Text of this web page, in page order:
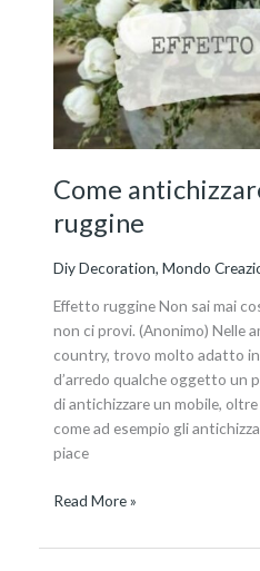
Come
ruggine
Diy Decoration,Mondo
Effetto ruggine Non sai mai
non ci provi. (Anonimo) Nelle
country, trovo molto adatto
d’arredo qualche oggetto un
di antichizzare un mobile,
come ad esempio gli
piace
l’effetto
ruggine
Read More »